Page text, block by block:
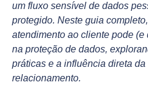
um fluxo sensível de dados
protegido. Neste guia
atendimento ao cliente pode (e
na proteção de dados,
práticas e a influência direta
relacionamento.